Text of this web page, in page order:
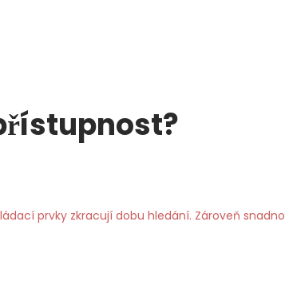
prvky zkracují dobu hledání. Zároveň